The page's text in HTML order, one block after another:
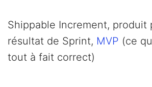
Shippable Increment, produit
résultat de Sprint, MVP (ce
tout à fait correct)